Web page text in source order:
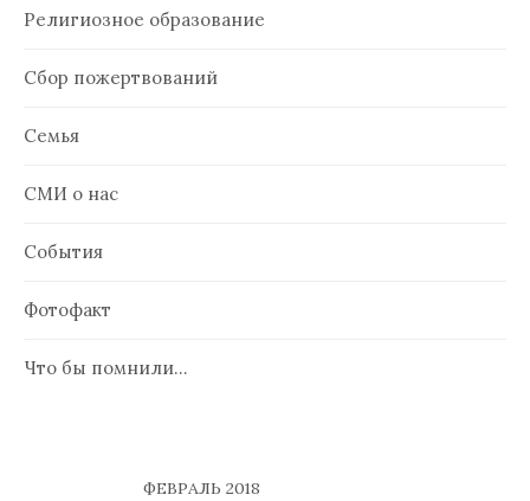
Религиозное образование
Сбор пожертвований
Семья
СМИ о нас
События
Фотофакт
Что бы помнили…
ФЕВРАЛЬ 2018